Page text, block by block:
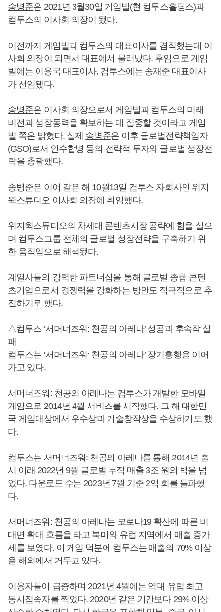
송병준은 2021년 3월30일 게임빌(현 컴투스홀딩스)과
컴투스의 이사회 의장이 됐다.
이전까지 게임빌과 컴투스의 대표이사를 겸직했는데 이
사회 의장이 되면서 대표에서 물러났다. 후임으로 게임
빌에는 이용국 대표이사, 컴투스에는 송재준 대표이사
가 선임됐다.
송병준은 이사회 의장으로서 게임빌과 컴투스의 미래
비전과 성장동력을 확보하는 데 집중할 것이라고 게임
빌 쪽은 밝혔다. 실제 송병준은 이후 글로벌전략책임자
(GSO)로서 인수합병 등의 전략적 투자와 글로벌 성장전
략을 총괄했다.
송병준은 이어 같은 해 10월13일 컴투스 자회사인 위지
윅스튜디오 이사회 의장에 취임했다.
위지윅스튜디오의 차세대 콘텐츠시장 공략에 힘을 실으
며 컴투스그룹 전체의 글로벌 성장전략을 구축하기 위
한 움직임으로 해석됐다.
계열사들의 강력한 파트너십을 통해 글로벌 종합 콘텐
츠기업으로서 경쟁력을 강화하는 방안도 적극적으로 추
진하기로 했다.
△컴투스 ‘서머너즈워: 천공의 아레나’ 성공과 후속작 실
패
컴투스는 ‘서머너즈워: 천공의 아레나’ 장기흥행을 이어
가고 있다.
서머너즈워: 천공의 아레나는 컴투스가 개발한 모바일
게임으로 2014년 4월 서비스를 시작했다. 그 해 대한민
국 게임대상에서 우수상과 기술창작상을 수상하기도 했
다.
컴투스는 서머너즈워: 천공의 아레나를 통해 2014년 출
시 이래 2022년 9월 글로벌 누적 매출 3조 원의 벽을 넘
었다. 다운로드 수는 2023년 7월 기준 2억 회를 돌파했
다.
서머너즈워: 천공의 아레나는 코로나19 확산에 따른 비
대면 확대 흐름을 타고 북미와 유럽 지역에서 매출 증가
세를 보였다. 이 게임 덕분에 컴투스는 매출의 70% 이상
을 해외에서 거두고 있다.
이용자들이 급증하며 2021년 4월에는 역대 유럽 최고
동시접속자를 찍었다. 2020년 같은 기간보다 29% 이상